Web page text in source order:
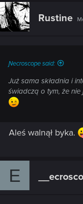
c
t
i
o
Rustine
Ɲecroscope said:
Już sama składnia i
świadczą o tym, że
Aleś walnął byka.
E